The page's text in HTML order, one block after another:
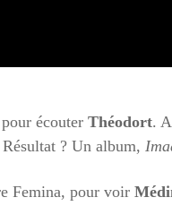
écouter Théodort.
? Un album,
Femina, pour voir